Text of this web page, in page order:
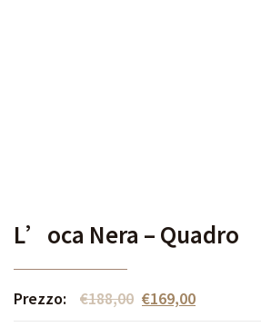
L’oca Nera – Quadro
Prezzo: €188,00 €169,00